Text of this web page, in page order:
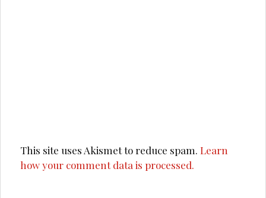
This site uses Akismet to reduce spam.Learn
how your comment data is processed.